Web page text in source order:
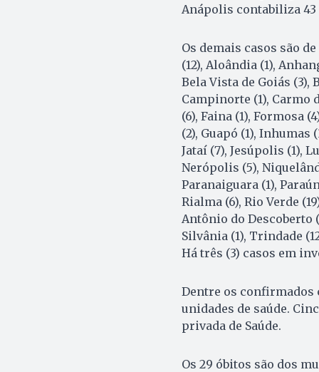
Anápolis contabiliza
Os demais casos são
(12), Aloândia (1),
Bela Vista de Goiás (3),
Campinorte (1), Carmo
(6), Faina (1), Formosa
(2), Guapó (1), Inhumas
Jataí (7), Jesúpolis (1),
Nerópolis (5),
Paranaiguara (1),
Rialma (6), Rio Verde
Antônio do Descoberto
Silvânia (1), Trindade
Há três (3) casos em
Dentre os confirmados
unidades de saúde.
privada de Saúde.
Os 29 óbitos são dos